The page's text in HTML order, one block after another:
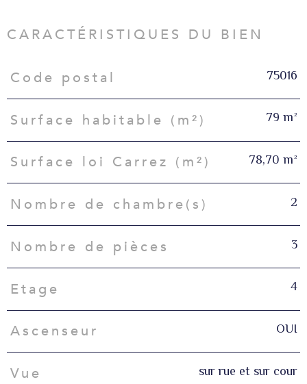
CARACTÉRISTIQUES DU BIEN
Caractéristiques Valeurs
Code postal 75016
Surface habitable (m²) 79 m²
Surface loi Carrez (m²) 78,70 m²
Nombre de chambre(s) 2
Nombre de pièces 3
Etage 4
Ascenseur OUI
Vue sur rue et sur cour